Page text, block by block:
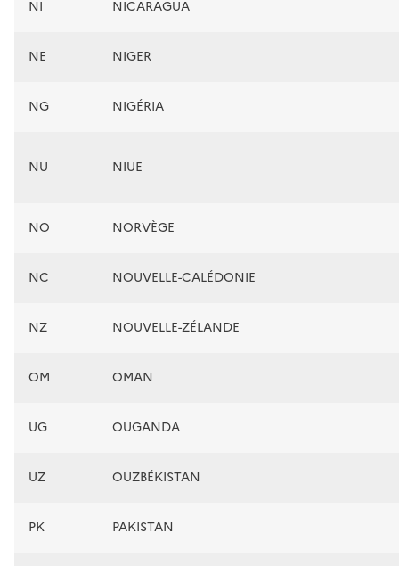
NI NICARAGUA
NE NIGER
NG NIGÉRIA
NU NIUE
NO NORVÈGE
NC NOUVELLE-CALÉDONIE
NZ NOUVELLE-ZÉLANDE
OM OMAN
UG OUGANDA
UZ OUZBÉKISTAN
PK PAKISTAN